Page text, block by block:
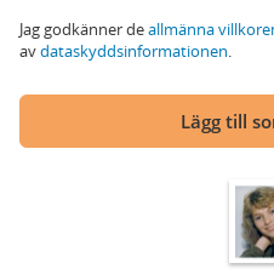
Jag godkänner deallmänna
avdataskyddsinformationen.
Lägg till